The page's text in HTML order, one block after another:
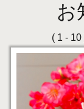
お
( 1 -